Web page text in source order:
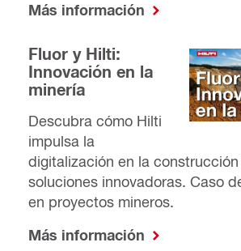
Más información
Fluor y Hilti:
Innovación en la
minería
Descubra cómo Hilti
impulsa la
digitalización en la
soluciones innovadoras. Caso
en proyectos mineros.
Más información